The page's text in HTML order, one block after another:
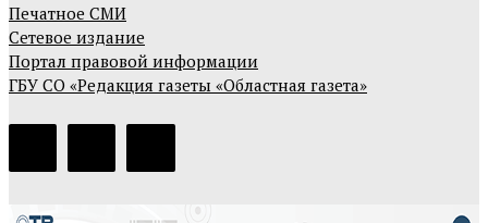
Печатное СМИ
Сетевое издание
Портал правовой информации
ГБУ СО «Редакция газеты «Областная газета»